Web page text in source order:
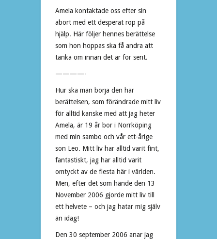
Amela kontaktade oss efter sin
abort med ett desperat rop på
hjälp. Här följer hennes berättelse
som hon hoppas ska få andra att
tänka om innan det är för sent.
————-
Hur ska man börja den här
berättelsen, som förändrade mitt liv
för alltid kanske med att jag heter
Amela, är 19 år bor i Norrköping
med min sambo och vår ett-årige
son Leo. Mitt liv har alltid varit fint,
fantastiskt, jag har alltid varit
omtyckt av de flesta här i världen.
Men, efter det som hände den 13
November 2006 gjorde mitt liv till
ett helvete – och jag hatar mig själv
än idag!
Den 30 september 2006 anar jag